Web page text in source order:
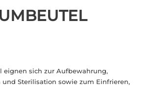
eignen sich zur Aufbewahrung,
und Sterilisation sowie zum Einfrieren,